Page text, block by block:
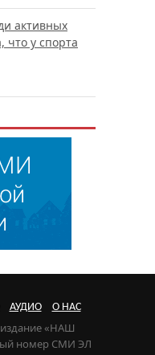
активных
что у спорта
АУДИО О НАС
издание «НАШ
номер СМИ ЭЛ